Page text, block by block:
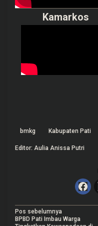
Kamarkos
bmkg Kabupaten Pati
Editor: Aulia Anissa Putri
N
Pos sebelumnya
BPBD Pati Imbau Warga